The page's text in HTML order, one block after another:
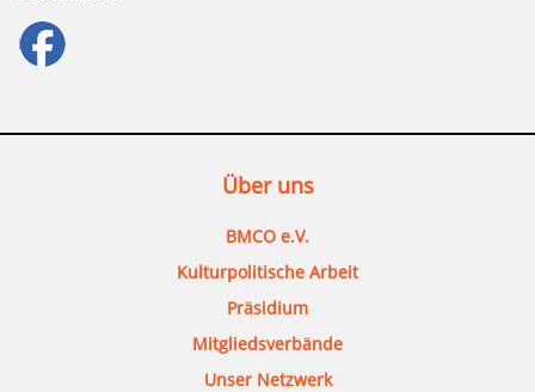
Über uns
BMCO e.V.
Kulturpolitische Arbeit
Präsidium
Mitgliedsverbände
Unser Netzwerk